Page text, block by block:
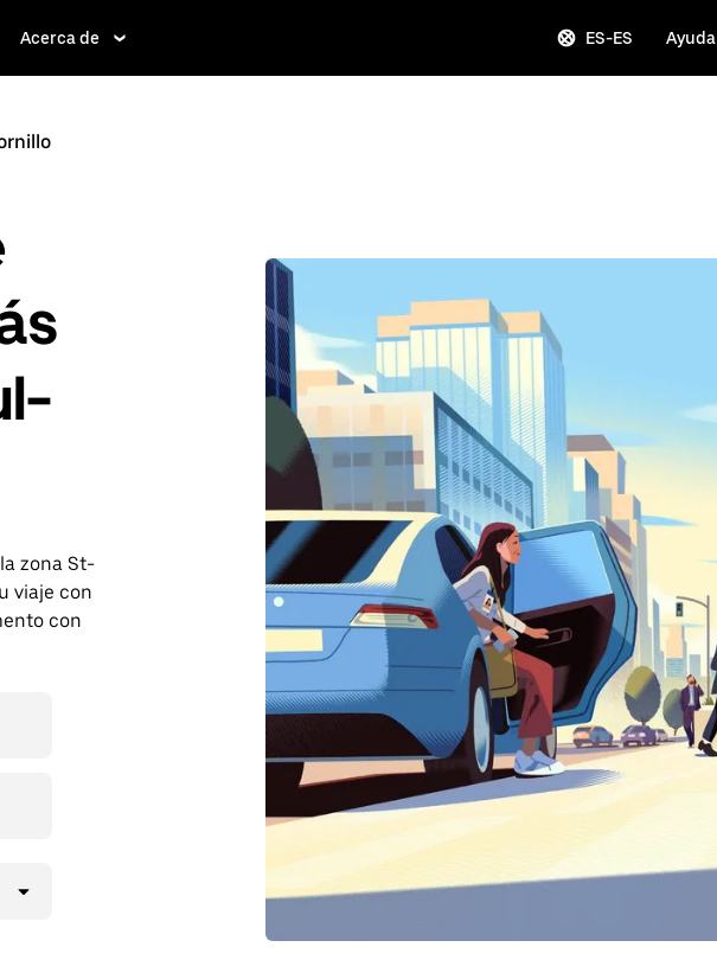
Acerca de ES-ES Ayuda
zona St-
viaje con
con